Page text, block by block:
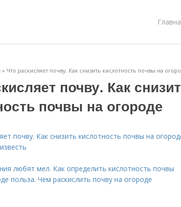
» Что раскисляет почву. Как снизить кислотность почвы на
почву. Как
почвы на огороде
почву. Как снизить кислотность почвы на
любят мел. Как определить кислотность почвы
польза. Чем раскислить почву на огороде